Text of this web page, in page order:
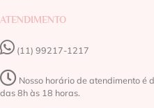
ATENDIMENTO
(11) 99217-1217‬
Nosso horário de atendimento é
das 8h às 18 horas.